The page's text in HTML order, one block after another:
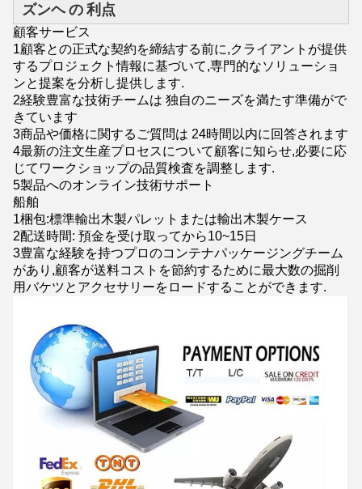
ズンヘ の 利点
顧客サービス
1顧客との正式な契約を締結する前に,クライアントが提供
するプロジェクト情報に基づいて,専門的なソリューショ
ンと提案を分析し提供します.
2経験豊富な技術チームは 独自のニーズを満たす準備がで
きています
3商品や価格に関するご質問は 24時間以内に回答されます
4最新の注文生産プロセスについて顧客に知らせ,必要に応
じてワークショップの品質検査を調整します.
5製品へのオンライン技術サポート
船舶
1梱包:標準輸出木製パレットまたは輸出木製ケース
2配送時間: 預金を受け取ってから10~15日
3豊富な経験を持つプロのコンテナパッケージングチーム
があり,顧客が送料コストを節約するために最大数の掘削
用バケツとアクセサリーをロードすることができます.